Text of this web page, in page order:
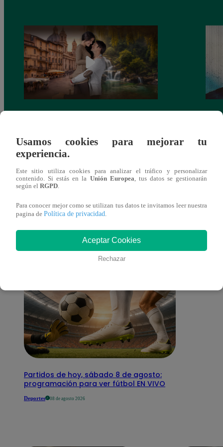
lo cambiará todo
También te puede
interesar
Partidos de hoy, sábado 8 de agosto:
programación para ver fútbol EN VIVO
Deportes 08 de agosto 2026
Usamos cookies para mejorar tu
experiencia.
Este sitio utiliza cookies para analizar el tráfico y personalizar
contenido. Si estás en la Unión Europea , tus datos se gestionarán
según el RGPD
Para conocer mejor como se utilizan tus datos te invitamos leer nuestra
pagina de Política de privacidad
Aceptar Cookies
Rechazar